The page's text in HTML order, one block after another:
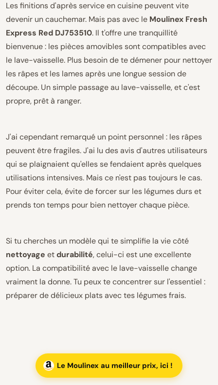
Les finitions d'après service en cuisine peuvent vite
devenir un cauchemar. Mais pas avec le Moulinex Fresh
Express Red DJ753510. Il t'offre une tranquillité
bienvenue : les pièces amovibles sont compatibles avec
le lave-vaisselle. Plus besoin de te démener pour nettoyer
les râpes et les lames après une longue session de
découpe. Un simple passage au lave-vaisselle, et c'est
propre, prêt à ranger.
J'ai cependant remarqué un point personnel : les râpes
peuvent être fragiles. J'ai lu des avis d'autres utilisateurs
qui se plaignaient qu'elles se fendaient après quelques
utilisations intensives. Mais ce n'est pas toujours le cas.
Pour éviter cela, évite de forcer sur les légumes durs et
prends ton temps pour bien nettoyer chaque pièce.
Si tu cherches un modèle qui te simplifie la vie côté
nettoyage etdurabilité, celui-ci est une excellente
option. La compatibilité avec le lave-vaisselle change
vraiment la donne. Tu peux te concentrer sur l'essentiel :
préparer de délicieux plats avec tes légumes frais.
Le Moulinex au meilleur prix, ici !